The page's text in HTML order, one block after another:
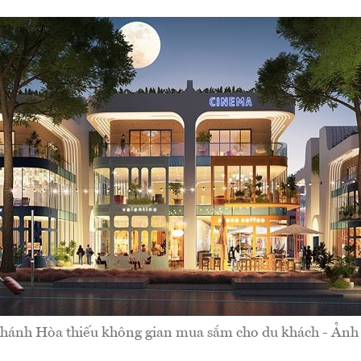
Hòa thiếu không gian mua sắm cho du khách - Ảnh